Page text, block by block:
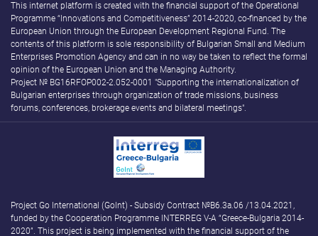
This internet platform is created with the financial support of the Operational
Programme “Innovations and Competitiveness” 2014-2020, co-financed by the
European Union through the European Development Regional Fund. The
contents of this platform is sole responsibility of Bulgarian Small and Medium
Enterprises Promotion Agency and can in no way be taken to reflect the formal
opinion of the European Union and the Managing Authority.
Project № BG16RFOP002-2.052-0001 "Supporting the internationalization of
Bulgarian enterprises through organization of trade missions, business
forums, conferences, brokerage events and bilateral meetings".
Project Go International (GoInt) - Subsidy Contract №B6.3а.06 /13.04.2021,
funded by the Cooperation Programme INTERREG V-A “Greece-Bulgaria 2014-
2020”. This project is being implemented with the financial support of the